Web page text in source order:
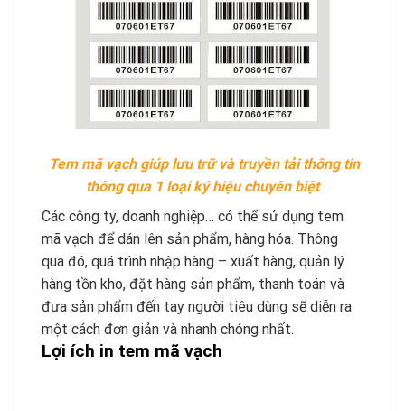
Tem mã vạch giúp lưu trữ và truyền tải thông tin
thông qua 1 loại ký hiệu chuyên biệt
Các công ty, doanh nghiệp… có thể sử dụng tem
mã vạch để dán lên sản phẩm, hàng hóa. Thông
qua đó, quá trình nhập hàng – xuất hàng, quản lý
hàng tồn kho, đặt hàng sản phẩm, thanh toán và
đưa sản phẩm đến tay người tiêu dùng sẽ diễn ra
một cách đơn giản và nhanh chóng nhất.
Lợi ích in tem mã vạch